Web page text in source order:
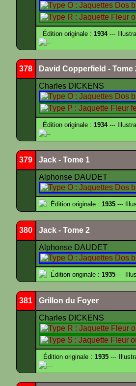
Édition originale :1934---
--
378 David Copperfield - Tome
Charles DICKENS
Édition originale :1934---
--
379 Jack - Tome 1
Alphonse DAUDET
Édition originale : 1935 ---
380 Jack - Tome 2
Alphonse DAUDET
Édition originale : 1935 ---
381 Grillon du Foyer
Charles DICKENS
Édition originale : 1935---
---